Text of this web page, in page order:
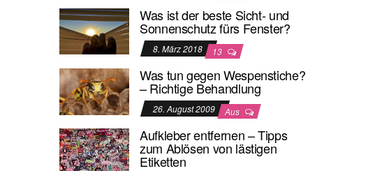
Was ist der beste Sicht- und
Sonnenschutz fürs Fenster?
8. März 2018 13
Was tun gegen Wespenstiche?
– Richtige Behandlung
26. August 2009 Aus
Aufkleber entfernen – Tipps
zum Ablösen von lästigen
Etiketten